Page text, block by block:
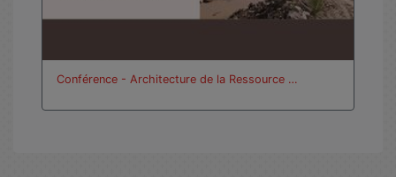
Conférence - Architecture de la Ressource …